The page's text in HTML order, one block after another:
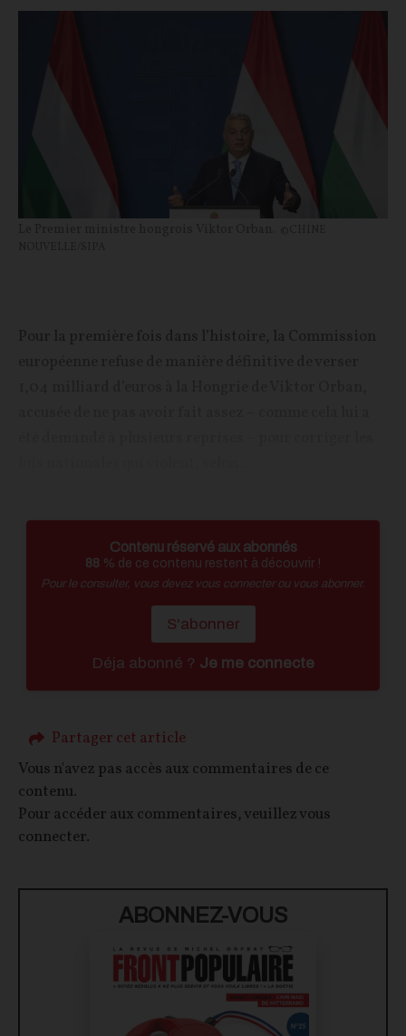
Contenu réservé aux abonnés
88 % de ce contenu restent à découvrir !
Pour le consulter, vous devez vous connecter ou vous abonner.
S'abonner
Déja abonné ? Je me connecte
Partager cet article
Vous n'avez pas accès aux commentaires de ce
contenu.
Pour accéder aux commentaires, veuillez vous
connecter.
ABONNEZ-VOUS